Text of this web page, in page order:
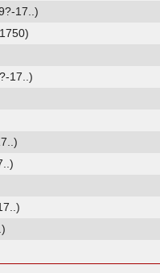
17..)
17..)